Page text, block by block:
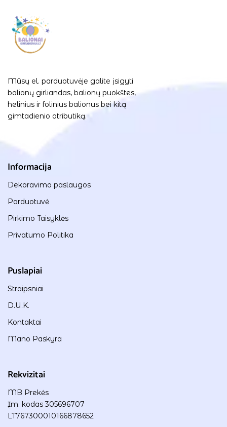
Mūsų el. parduotuvėje galite įsigyti
balionų girliandas, balionų puokštes,
helinius ir folinius balionus bei kitą
gimtadienio atributiką.
Informacija
Dekoravimo paslaugos
Parduotuvė
Pirkimo Taisyklės
Privatumo Politika
Puslapiai
Straipsniai
D.U.K.
Kontaktai
Mano Paskyra
Rekvizitai
MB Prekės
Įm. kodas 305696707
LT767300010166878652